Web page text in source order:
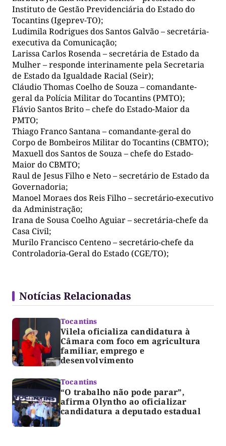
Instituto de Gestão Previdenciária do Estado do
Tocantins (Igeprev-TO);
Ludimila Rodrigues dos Santos Galvão – secretária-
executiva da Comunicação;
Larissa Carlos Rosenda – secretária de Estado da
Mulher – responde interinamente pela Secretaria
de Estado da Igualdade Racial (Seir);
Cláudio Thomas Coelho de Souza – comandante-
geral da Polícia Militar do Tocantins (PMTO);
Flávio Santos Brito – chefe do Estado-Maior da
PMTO;
Thiago Franco Santana – comandante-geral do
Corpo de Bombeiros Militar do Tocantins (CBMTO);
Maxuell dos Santos de Souza – chefe do Estado-
Maior do CBMTO;
Raul de Jesus Filho e Neto – secretário de Estado da
Governadoria;
Manoel Moraes dos Reis Filho – secretário-executivo
da Administração;
Irana de Sousa Coelho Aguiar – secretária-chefe da
Casa Civil;
Murilo Francisco Centeno – secretário-chefe da
Controladoria-Geral do Estado (CGE/TO);
Notícias Relacionadas
Tocantins
Vilela oficializa candidatura à
Câmara com foco em agricultura
familiar, emprego e
desenvolvimento
Tocantins
“O trabalho não pode parar”,
afirma Olyntho ao oficializar
candidatura a deputado estadual